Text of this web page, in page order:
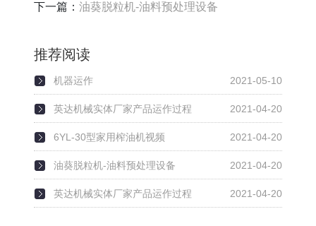
下一篇： 油葵脱粒机-油料预处理设备
推荐阅读
机器运作 2021-05-10
英达机械实体厂家产品运作过程 2021-04-20
6YL-30型家用榨油机视频 2021-04-20
油葵脱粒机-油料预处理设备 2021-04-20
英达机械实体厂家产品运作过程 2021-04-20